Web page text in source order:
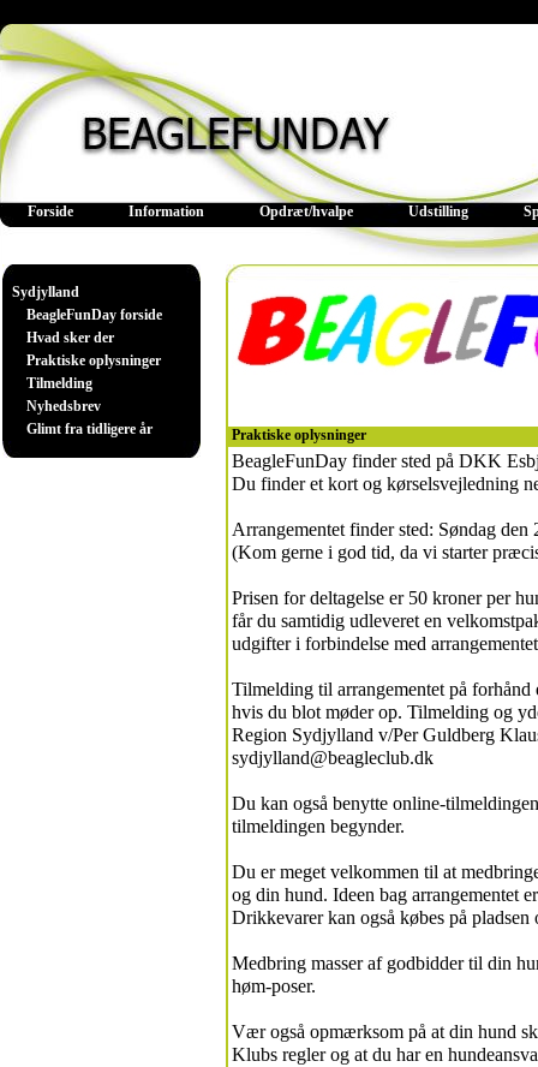
Forside Information Opdræt/hvalpe Udstilling
Sydjylland
BeagleFunDay forside
Hvad sker der
Praktiske oplysninger
Tilmelding
Nyhedsbrev
Glimt fra tidligere år
Praktiske oplysninger
BeagleFunDay finder sted på DKK
Du finder et kort og kørselsvejledning
Arrangementet finder sted: Søndag den
(Kom gerne i god tid, da vi starter
Prisen for deltagelse er 50 kroner per
får du samtidig udleveret en
udgifter i forbindelse med
Tilmelding til arrangementet på
hvis du blot møder op. Tilmelding og
Region Sydjylland v/Per Guldberg
sydjylland@beagleclub.dk
Du kan også benytte online-
tilmeldingen begynder.
Du er meget velkommen til at
og din hund. Ideen bag arrangementet
Drikkevarer kan også købes på pladsen
Medbring masser af godbidder til din
høm-poser.
Vær også opmærksom på at din hund
Klubs regler og at du har en